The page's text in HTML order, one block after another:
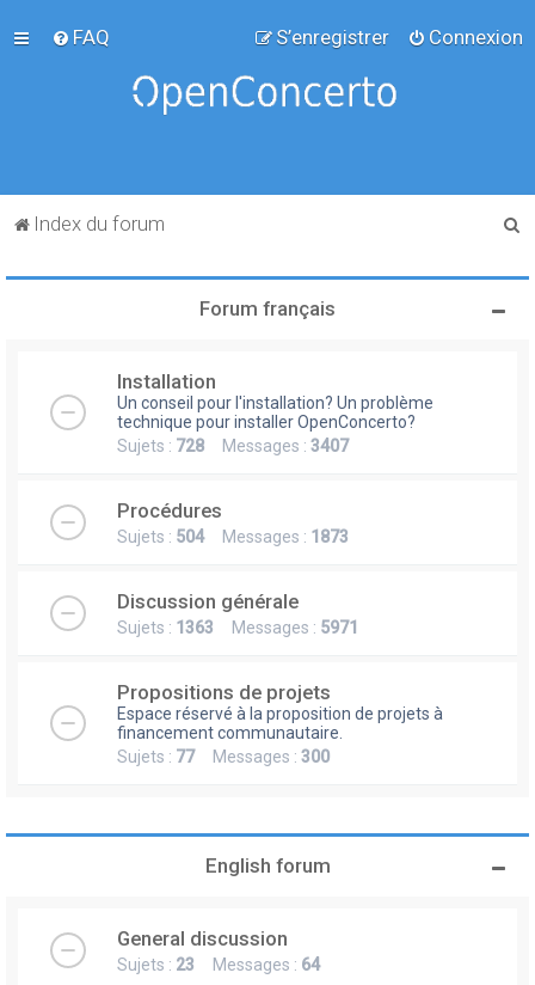
FAQ Connexion
S’enregistrer
Index du forum
Forum français
Installation
Un conseil pour l'installation? Un problème
technique pour installer OpenConcerto?
Sujets : 728 Messages : 3407
Procédures
Sujets : 504Messages : 1873
Discussion générale
Sujets : 1363 Messages : 5971
Propositions de projets
Espace réservé à la proposition de projets à
financement communautaire.
Sujets : 77Messages : 300
English forum
General discussion
Sujets : 23 Messages : 64